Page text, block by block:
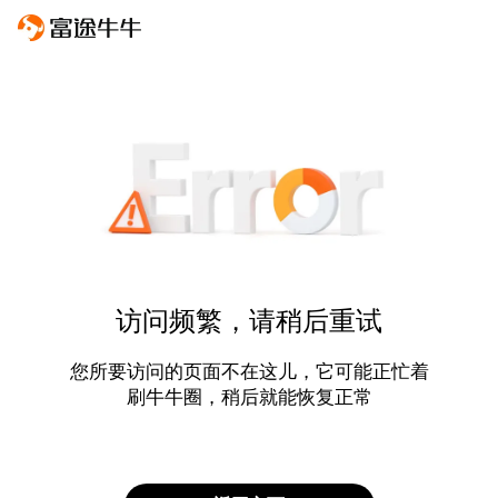
访问频繁，请稍后重试
您所要访问的页面不在这儿，它可能正忙着
刷牛牛圈，稍后就能恢复正常